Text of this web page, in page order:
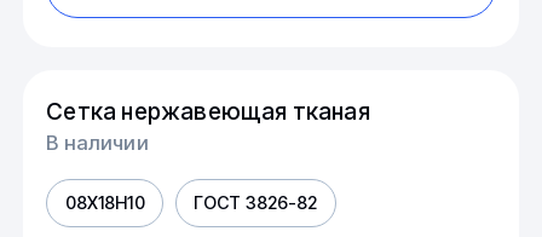
Сетка нержавеющая тканая
В наличии
08Х18Н10 ГОСТ 3826-82